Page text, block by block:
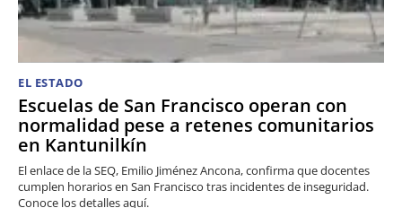
EL ESTADO
Escuelas de San Francisco operan con
normalidad pese a retenes comunitarios
en Kantunilkín
El enlace de la SEQ, Emilio Jiménez Ancona, confirma que docentes
cumplen horarios en San Francisco tras incidentes de inseguridad.
Conoce los detalles aquí.